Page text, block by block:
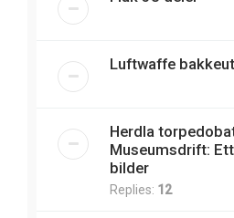
Luftwaffe
Herdla
Museumsdrift:
bilder
Replies: 12